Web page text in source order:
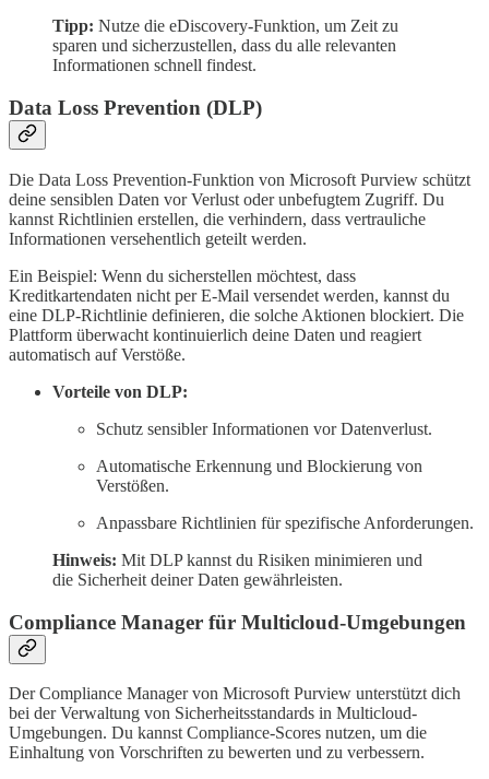
Tipp: Nutze die eDiscovery-Funktion, um Zeit zu
sparen und sicherzustellen, dass du alle relevanten
Informationen schnell findest.
Data Loss Prevention (DLP)
Die Data Loss Prevention-Funktion von Microsoft Purview schützt
deine sensiblen Daten vor Verlust oder unbefugtem Zugriff. Du
kannst Richtlinien erstellen, die verhindern, dass vertrauliche
Informationen versehentlich geteilt werden.
Ein Beispiel: Wenn du sicherstellen möchtest, dass
Kreditkartendaten nicht per E-Mail versendet werden, kannst du
eine DLP-Richtlinie definieren, die solche Aktionen blockiert. Die
Plattform überwacht kontinuierlich deine Daten und reagiert
automatisch auf Verstöße.
Vorteile von DLP:
Schutz sensibler Informationen vor Datenverlust.
Automatische Erkennung und Blockierung von
Verstößen.
Anpassbare Richtlinien für spezifische Anforderungen.
Hinweis: Mit DLP kannst du Risiken minimieren und
die Sicherheit deiner Daten gewährleisten.
Compliance Manager für Multicloud-Umgebungen
Der Compliance Manager von Microsoft Purview unterstützt dich
bei der Verwaltung von Sicherheitsstandards in Multicloud-
Umgebungen. Du kannst Compliance-Scores nutzen, um die
Einhaltung von Vorschriften zu bewerten und zu verbessern.